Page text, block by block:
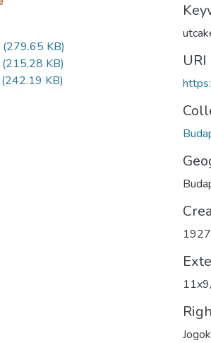
(279.65 KB)
(215.28 KB)
(242.19 KB)
URI
1927